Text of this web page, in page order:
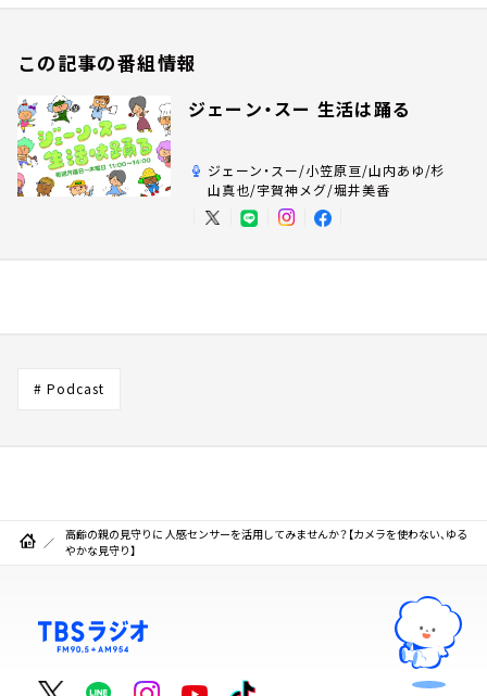
この記事の番組情報
ジェーン・スー 生活は踊る
ジェーン・スー/小笠原亘/山内あゆ/杉
山真也/宇賀神メグ/堀井美香
# Podcast
高齢の親の見守りに 人感センサーを活用してみませんか？【カメラを使わない、ゆる
やかな見守り】